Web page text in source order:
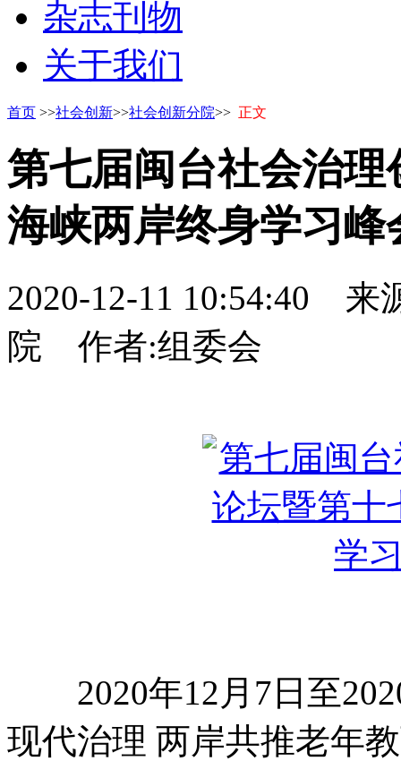
杂志刊物
关于我们
首页 >>社会创新>>社会创新分院>> 正文
第七届闽台社会治
海峡两岸终身学习峰
2020-12-11 10:54:40
来
院
作者:组委会
2020年12月7日至
现代治理 两岸共推老年